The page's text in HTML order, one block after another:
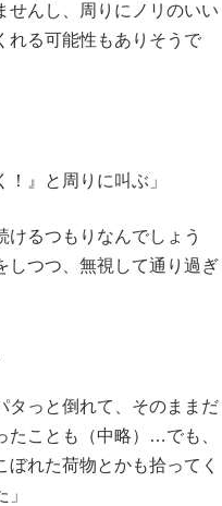
せんし、周りにノリのいい
れる可能性もありそうで
』と周りに叫ぶ」
るつもりなんでしょう
つつ、無視して通り過ぎ
タっと倒れて、そのままだ
たことも（中略）…でも、
れた荷物とかも拾ってく